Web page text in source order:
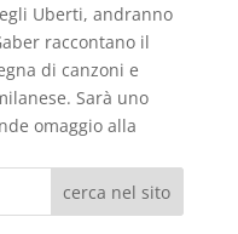
Uberti, andranno
raccontano il
di canzoni e
Sarà uno
omaggio alla
cerca nel sito